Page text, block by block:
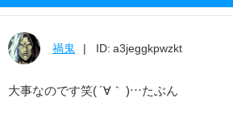
禍鬼 ID: a3jeggkpwzkt
大事なのです笑( ´∀｀ )…たぶん